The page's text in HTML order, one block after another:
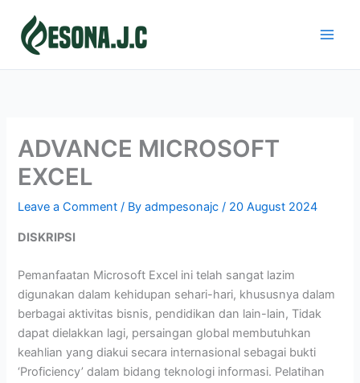
content
ADVANCE MICROSOFT
EXCEL
Leave a Comment / Byadmpesonajc/ 20 August 2024
DISKRIPSI
Pemanfaatan Microsoft Excel ini telah sangat lazim
digunakan dalam kehidupan sehari-hari, khususnya dalam
berbagai aktivitas bisnis, pendidikan dan lain-lain, Tidak
dapat dielakkan lagi, persaingan global membutuhkan
keahlian yang diakui secara internasional sebagai bukti
‘Proficiency’ dalam bidang teknologi informasi. Pelatihan